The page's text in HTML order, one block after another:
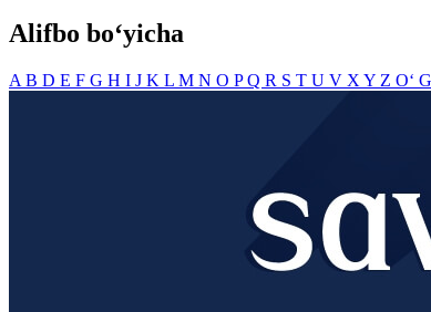
Alifbo bo‘yicha
A B D E F G H I J K L M N O PQ R S T U V X Y Z O‘